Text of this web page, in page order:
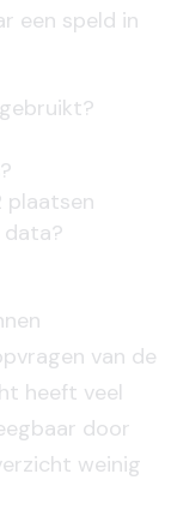
een speld in
plaatsen
data?
van de
heeft veel
door
weinig